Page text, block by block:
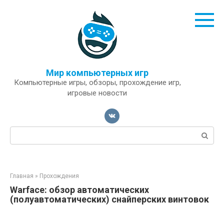
Мир компьютерных игр
Компьютерные игры, обзоры, прохождение игр,
игровые новости
Поиск:
Главная » Прохождения
Warface: обзор автоматических
(полуавтоматических) снайперских винтовок